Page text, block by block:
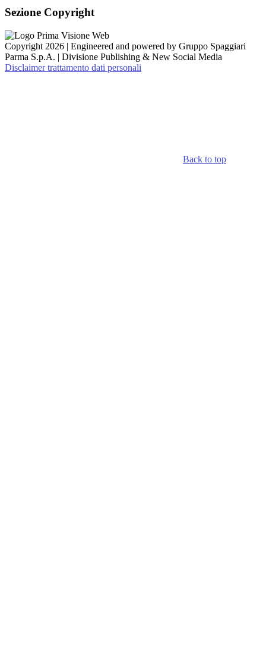
Sezione Copyright
Copyright 2026 | Engineered and powered by Gruppo Spaggiari
Parma S.p.A. | Divisione Publishing & New Social Media
Disclaimer trattamento dati personali
Back to top